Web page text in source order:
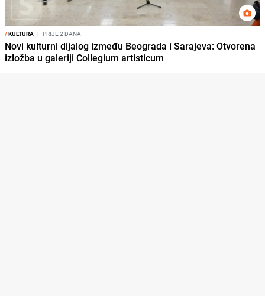
/KULTURA I PRIJE 2 DANA
Novi kulturni dijalog između Beograda i Sarajeva: Otvorena
izložba u galeriji Collegium artisticum